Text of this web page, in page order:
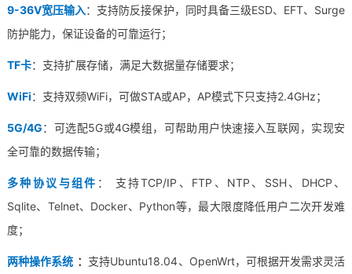
9-36V宽压输入：支持防反接保护，同时具备三级ESD、EFT、Surge
防护能力，保证设备的可靠运行；
TF卡：支持扩展存储，满足大数据量存储要求；
WiFi：支持双频WiFi，可做STA或AP，AP模式下只支持2.4GHz；
5G/4G：可选配5G或4G模组，可帮助用户快速接入互联网，实现安
全可靠的数据传输；
多种协议与组件 ： 支持TCP/IP、FTP、NTP、SSH、DHCP、
Sqlite、Telnet、Docker、Python等，最大限度降低用户二次开发难
度；
两种操作系统 ： 支持Ubuntu18.04、OpenWrt，可根据开发需求灵活